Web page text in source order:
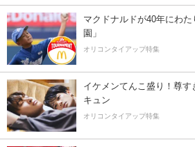
マクドナルドが40年にわ
園」
オリコンタイアップ特集
イケメンてんこ盛り！尊
キュン
オリコンタイアップ特集